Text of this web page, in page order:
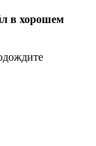
в хорошем